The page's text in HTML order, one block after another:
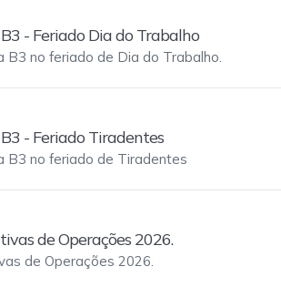
- Feriado Dia do Trabalho
B3 no feriado de Dia do Trabalho.
- Feriado Tiradentes
B3 no feriado de Tiradentes
de Operações 2026.
de Operações 2026.